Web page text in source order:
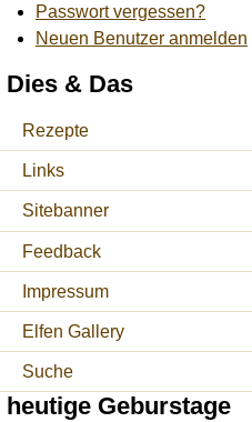
Passwort vergessen?
Neuen Benutzer anmelden
Dies & Das
Rezepte
Links
Sitebanner
Feedback
Impressum
Elfen Gallery
Suche
heutige Geburstage